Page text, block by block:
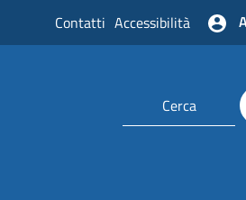
Contatti Accessibilità